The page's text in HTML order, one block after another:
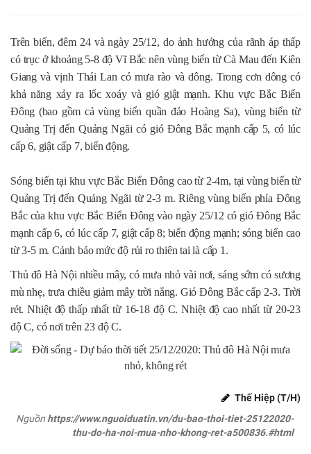
Trên biển, đêm 24 và ngày 25/12, do ảnh hưởng của rãnh áp thấp
có trục ở khoảng 5-8 độ Vĩ Bắc nên vùng biển từ Cà Mau đến Kiên
Giang và vịnh Thái Lan có mưa rào và dông. Trong cơn dông có
khả năng xảy ra lốc xoáy và gió giật mạnh. Khu vực Bắc Biển
Đông (bao gồm cả vùng biển quần đảo Hoàng Sa), vùng biển từ
Quảng Trị đến Quảng Ngãi có gió Đông Bắc mạnh cấp 5, có lúc
cấp 6, giật cấp 7, biển động.
Sóng biển tại khu vực Bắc Biển Đông cao từ 2-4m, tại vùng biển từ
Quảng Trị đến Quảng Ngãi từ 2-3 m. Riêng vùng biển phía Đông
Bắc của khu vực Bắc Biển Đông vào ngày 25/12 có gió Đông Bắc
mạnh cấp 6, có lúc cấp 7, giật cấp 8; biển động mạnh; sóng biển cao
từ 3-5 m. Cảnh báo mức độ rủi ro thiên tai là cấp 1.
Thủ đô Hà Nội nhiều mây, có mưa nhỏ vài nơi, sáng sớm có sương
mù nhẹ, trưa chiều giảm mây trời nắng. Gió Đông Bắc cấp 2-3. Trời
rét. Nhiệt độ thấp nhất từ 16-18 độ C. Nhiệt độ cao nhất từ 20-23
độ C, có nơi trên 23 độ C.
Thế Hiệp (T/H)
Nguồn https://www.nguoiduatin.vn/du-bao-thoi-tiet-25122020-
thu-do-ha-noi-mua-nho-khong-ret-a500836.#html